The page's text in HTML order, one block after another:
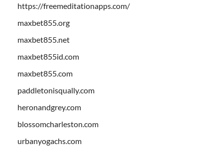
https://freemeditationapps.com/
maxbet855.org
maxbet855.net
maxbet855id.com
maxbet855.com
paddletonisqually.com
heronandgrey.com
blossomcharleston.com
urbanyogachs.com